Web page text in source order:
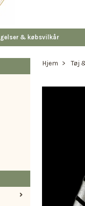
& købsvilkår
Hjem Tøj